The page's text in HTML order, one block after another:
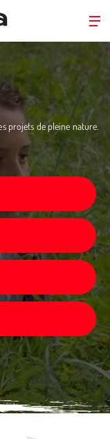
projets de pleine nature.